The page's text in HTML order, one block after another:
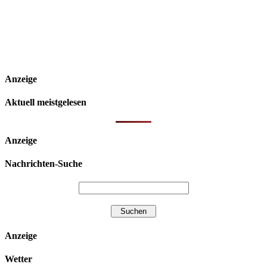
Anzeige
Aktuell meistgelesen
Anzeige
Nachrichten-Suche
Anzeige
Wetter